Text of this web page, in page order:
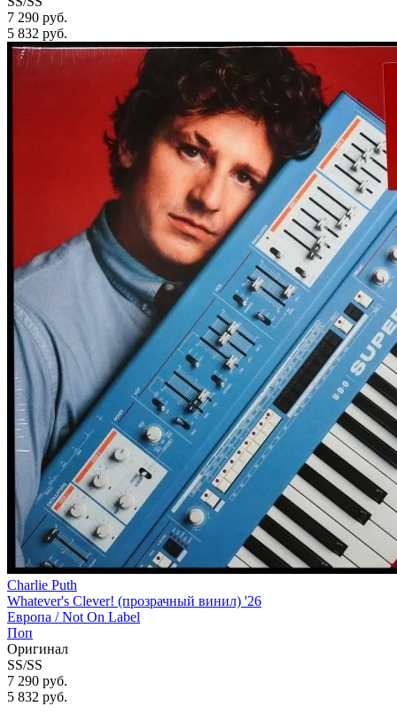
7 290 руб.
5 832 руб.
Charlie Puth
Whatever's Clever! (прозрачный винил) '26
Европа /Not On Label
Поп
Оригинал
SS/SS
7 290 руб.
5 832 руб.